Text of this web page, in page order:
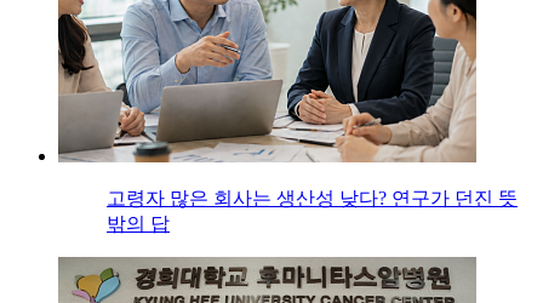
고령자 많은 회사는 생산성 낮다? 연구가 던진 뜻
밖의 답